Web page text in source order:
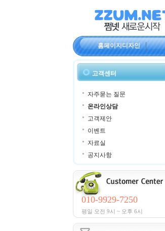
홈페이지디자인
고객센터
자주묻는 질문
온라인상담
고객제안
이벤트
자료실
공지사항
010-9929-7250
평일 오전 9시 ~ 오후 6시